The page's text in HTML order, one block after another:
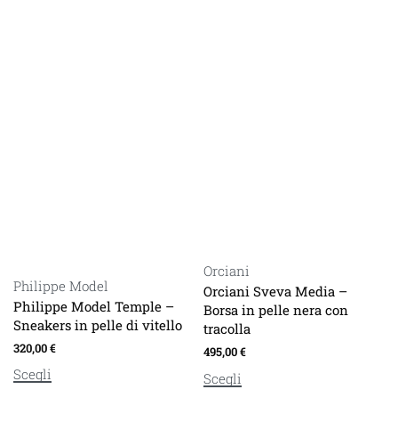
Philippe Model
Philippe Model Temple –
Sneakers in pelle di vitello
320,00€
Scegli
Orciani
Orciani Sveva Media –
Borsa in pelle nera con
tracolla
495,00€
Scegli